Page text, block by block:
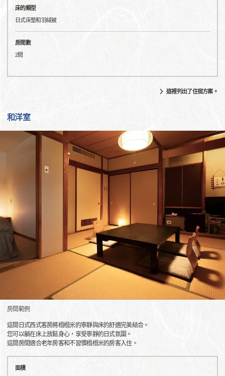
床的類型
日式床墊和羽絨被
房間數
2間
這裡列出了住宿方案。
和洋室
房間範例
這間日式西式客房將榻榻米的寧靜與床的舒適完美結合。
您可以躺在床上放鬆身心，享受寧靜的日式氛圍。
這間房間適合老年房客和不習慣榻榻米的房客入住。
面積